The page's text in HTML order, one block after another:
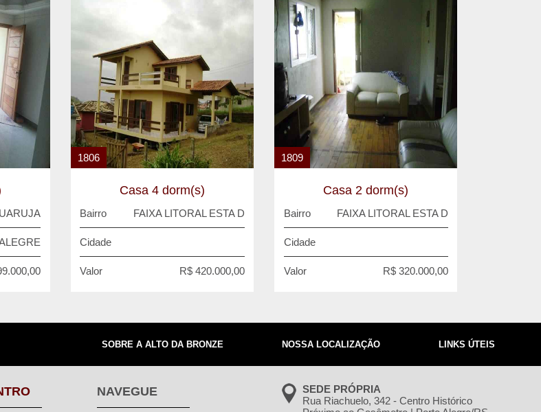
1806
Casa 4 dorm(s)
Bairro FAIXA LITORAL ESTA D
Cidade
Valor R$ 420.000,00
1809
Casa 2 dorm(s)
Bairro FAIXA LITORAL ESTA D
Cidade
Valor R$ 320.000,00
LINKS ÚTEIS
NOSSA LOCALIZAÇÃO
SOBRE A ALTO DA BRONZE
NAVEGUE
SEDE PRÓPRIA
Rua Riachuelo, 342 - Centro Histórico